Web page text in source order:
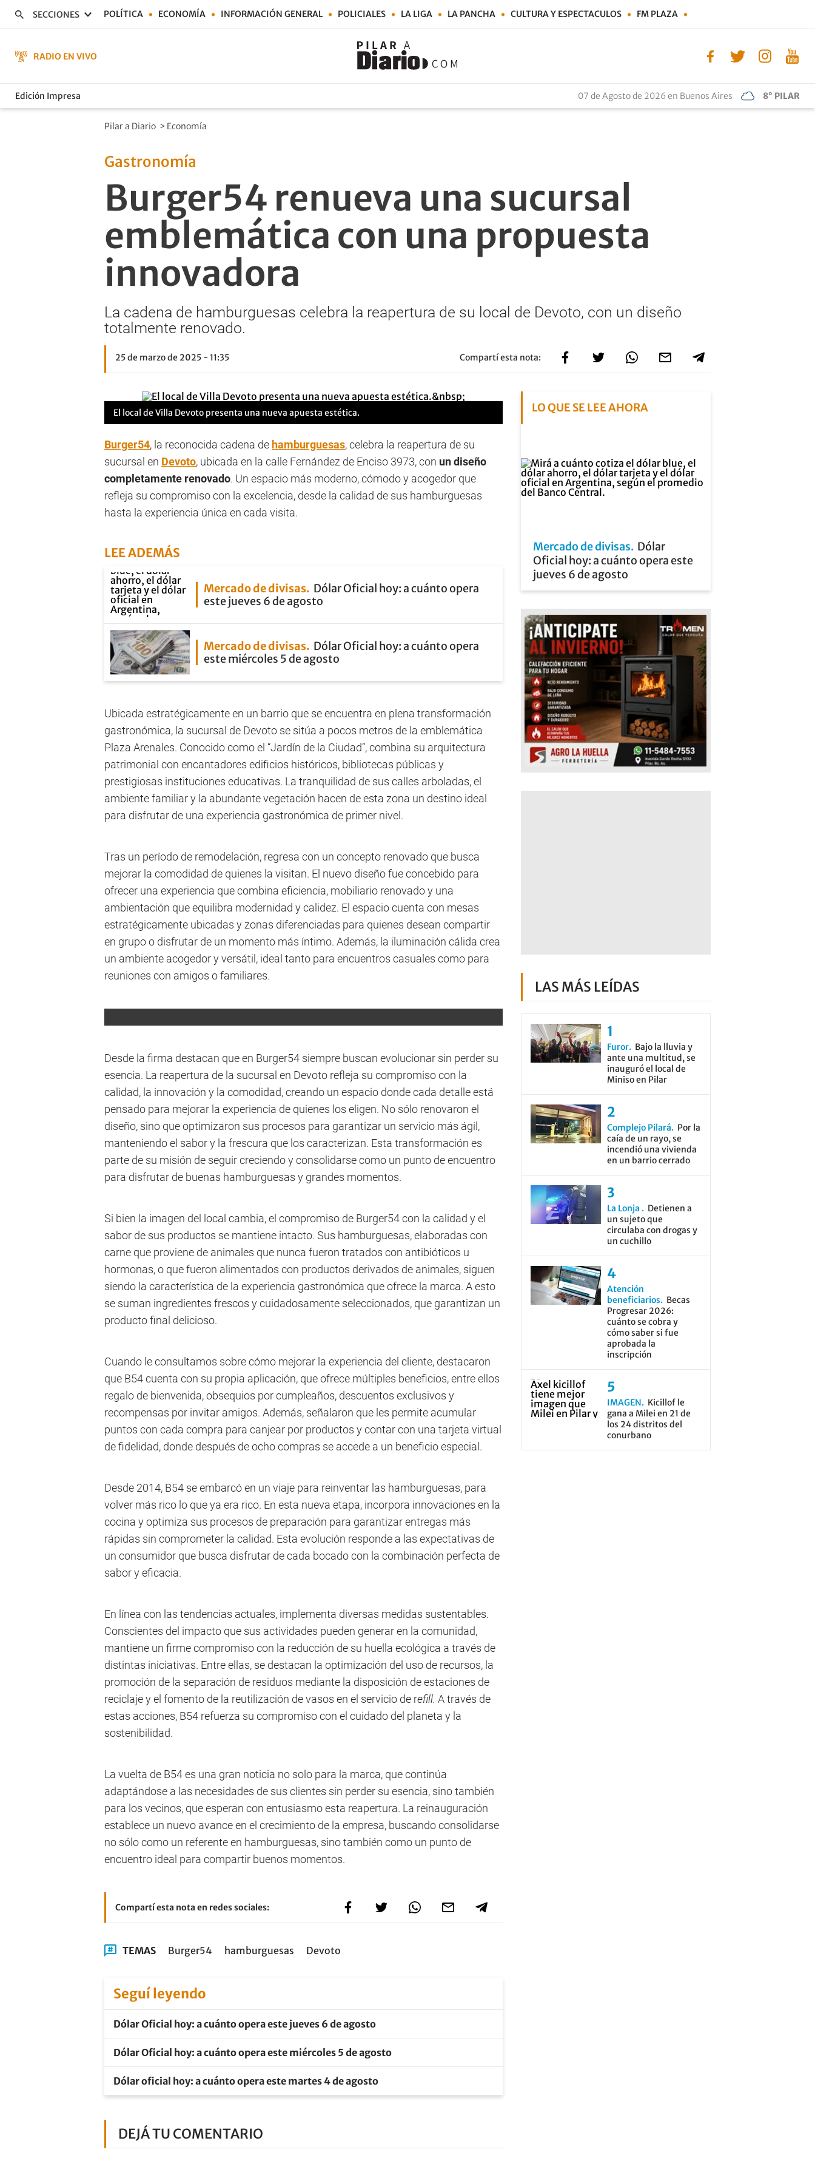
SECCIONES POLÍTICA ECONOMÍA INFORMACIÓN GENERAL POLICIALES LA LIGA LA PANCHA CULTURA Y ESPECTACULOS FM PLAZA
RADIO EN VIVO
Edición Impresa 07 de Agosto de 2026 en Buenos Aires 8° PILAR
Pilar a Diario > Economía
Gastronomía
Burger54 renueva una sucursal
emblemática con una propuesta
innovadora
La cadena de hamburguesas celebra la reapertura de su local de Devoto, con un diseño
totalmente renovado.
25 de marzo de 2025 - 11:35 Compartí esta nota:
El local de Villa Devoto presenta una nueva apuesta estética.
Burger54, la reconocida cadena de hamburguesas, celebra la reapertura de su
sucursal en Devoto, ubicada en la calle Fernández de Enciso 3973, con un diseño
completamente renovado. Un espacio más moderno, cómodo y acogedor que
refleja su compromiso con la excelencia, desde la calidad de sus hamburguesas
hasta la experiencia única en cada visita.
LEE ADEMÁS
Mercado de divisas Dólar Oficial hoy: a cuánto opera
este jueves 6 de agosto
Mercado de divisas Dólar Oficial hoy: a cuánto opera
este miércoles 5 de agosto
Ubicada estratégicamente en un barrio que se encuentra en plena transformación
gastronómica, la sucursal de Devoto se sitúa a pocos metros de la emblemática
Plaza Arenales. Conocido como el “Jardín de la Ciudad”, combina su arquitectura
patrimonial con encantadores edificios históricos, bibliotecas públicas y
prestigiosas instituciones educativas. La tranquilidad de sus calles arboladas, el
ambiente familiar y la abundante vegetación hacen de esta zona un destino ideal
para disfrutar de una experiencia gastronómica de primer nivel.
Tras un período de remodelación, regresa con un concepto renovado que busca
mejorar la comodidad de quienes la visitan. El nuevo diseño fue concebido para
ofrecer una experiencia que combina eficiencia, mobiliario renovado y una
ambientación que equilibra modernidad y calidez. El espacio cuenta con mesas
estratégicamente ubicadas y zonas diferenciadas para quienes desean compartir
en grupo o disfrutar de un momento más íntimo. Además, la iluminación cálida crea
un ambiente acogedor y versátil, ideal tanto para encuentros casuales como para
reuniones con amigos o familiares.
Desde la firma destacan que en Burger54 siempre buscan evolucionar sin perder su
esencia. La reapertura de la sucursal en Devoto refleja su compromiso con la
calidad, la innovación y la comodidad, creando un espacio donde cada detalle está
pensado para mejorar la experiencia de quienes los eligen. No sólo renovaron el
diseño, sino que optimizaron sus procesos para garantizar un servicio más ágil,
manteniendo el sabor y la frescura que los caracterizan. Esta transformación es
parte de su misión de seguir creciendo y consolidarse como un punto de encuentro
para disfrutar de buenas hamburguesas y grandes momentos.
Si bien la imagen del local cambia, el compromiso de Burger54 con la calidad y el
sabor de sus productos se mantiene intacto. Sus hamburguesas, elaboradas con
carne que proviene de animales que nunca fueron tratados con antibióticos u
hormonas, o que fueron alimentados con productos derivados de animales, siguen
siendo la característica de la experiencia gastronómica que ofrece la marca. A esto
se suman ingredientes frescos y cuidadosamente seleccionados, que garantizan un
producto final delicioso.
Cuando le consultamos sobre cómo mejorar la experiencia del cliente, destacaron
que B54 cuenta con su propia aplicación, que ofrece múltiples beneficios, entre ellos
regalo de bienvenida, obsequios por cumpleaños, descuentos exclusivos y
recompensas por invitar amigos. Además, señalaron que les permite acumular
puntos con cada compra para canjear por productos y contar con una tarjeta virtual
de fidelidad, donde después de ocho compras se accede a un beneficio especial.
Desde 2014, B54 se embarcó en un viaje para reinventar las hamburguesas, para
volver más rico lo que ya era rico. En esta nueva etapa, incorpora innovaciones en la
cocina y optimiza sus procesos de preparación para garantizar entregas más
rápidas sin comprometer la calidad. Esta evolución responde a las expectativas de
un consumidor que busca disfrutar de cada bocado con la combinación perfecta de
sabor y eficacia.
En línea con las tendencias actuales, implementa diversas medidas sustentables.
Conscientes del impacto que sus actividades pueden generar en la comunidad,
mantiene un firme compromiso con la reducción de su huella ecológica a través de
distintas iniciativas. Entre ellas, se destacan la optimización del uso de recursos, la
promoción de la separación de residuos mediante la disposición de estaciones de
reciclaje y el fomento de la reutilización de vasos en el servicio de refill. A través de
estas acciones, B54 refuerza su compromiso con el cuidado del planeta y la
sostenibilidad.
La vuelta de B54 es una gran noticia no solo para la marca, que continúa
adaptándose a las necesidades de sus clientes sin perder su esencia, sino también
para los vecinos, que esperan con entusiasmo esta reapertura. La reinauguración
establece un nuevo avance en el crecimiento de la empresa, buscando consolidarse
no sólo como un referente en hamburguesas, sino también como un punto de
encuentro ideal para compartir buenos momentos.
Compartí esta nota en redes sociales:
TEMAS Burger54 hamburguesas Devoto
Seguí leyendo
Dólar Oficial hoy: a cuánto opera este jueves 6 de agosto
Dólar Oficial hoy: a cuánto opera este miércoles 5 de agosto
Dólar oficial hoy: a cuánto opera este martes 4 de agosto
DEJÁ TU COMENTARIO
LO QUE SE LEE AHORA
Mercado de divisas Dólar
Oficial hoy: a cuánto opera este
jueves 6 de agosto
LAS MÁS LEÍDAS
Furor
Bajo la lluvia y
ante una multitud, se
inauguró el local de
Miniso en Pilar
Complejo Pilará
Por la
caía de un rayo, se
incendió una vivienda
en un barrio cerrado
La Lonja
Detienen a
un sujeto que
circulaba con drogas y
un cuchillo
Atención
beneficiarios
Becas
Progresar 2026:
cuánto se cobra y
cómo saber si fue
aprobada la
inscripción
IMAGEN
Kicillof le
gana a Milei en 21 de
los 24 distritos del
conurbano